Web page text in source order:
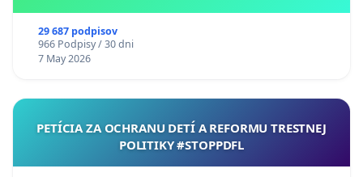
29 687 podpisov
966 Podpisy / 30 dni
7 May 2026
PETÍCIA ZA OCHRANU DETÍ A REFORMU TRESTNEJ
POLITIKY #STOPPDFL